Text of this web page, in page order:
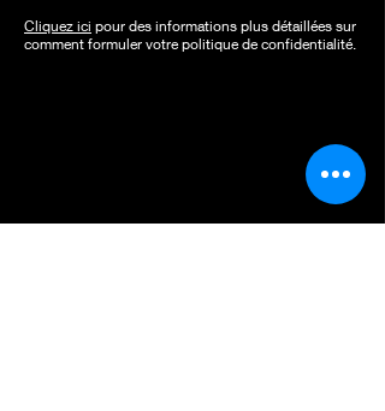
Cliquez ici pour des informations plus détaillées sur
comment formuler votre politique de confidentialité.